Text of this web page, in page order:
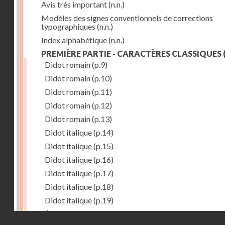
Avis très important(n.n.)
Modèles des signes conventionnels de corrections
typographiques (n.n.)
Index alphabétique(n.n.)
PREMIÈRE PARTIE - CARACTÈRES CLASSIQUES
Didot romain(p.9)
Didot romain(p.10)
Didot romain(p.11)
Didot romain(p.12)
Didot romain(p.13)
Didot italique(p.14)
Didot italique(p.15)
Didot italique(p.16)
Didot italique(p.17)
Didot italique(p.18)
Didot italique(p.19)
Égyptienne(p.20)